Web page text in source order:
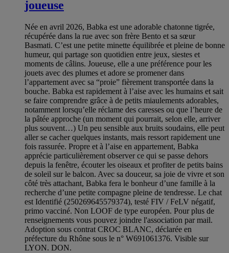
joueuse
Née en avril 2026, Babka est une adorable chatonne tigrée,
récupérée dans la rue avec son frère Bento et sa sœur
Basmati. C’est une petite minette équilibrée et pleine de bonne
humeur, qui partage son quotidien entre jeux, siestes et
moments de câlins. Joueuse, elle a une préférence pour les
jouets avec des plumes et adore se promener dans
l’appartement avec sa “proie” fièrement transportée dans la
bouche. Babka est rapidement à l’aise avec les humains et sait
se faire comprendre grâce à de petits miaulements adorables,
notamment lorsqu’elle réclame des caresses ou que l’heure de
la pâtée approche (un moment qui pourrait, selon elle, arriver
plus souvent…) Un peu sensible aux bruits soudains, elle peut
aller se cacher quelques instants, mais ressort rapidement une
fois rassurée. Propre et à l’aise en appartement, Babka
apprécie particulièrement observer ce qui se passe dehors
depuis la fenêtre, écouter les oiseaux et profiter de petits bains
de soleil sur le balcon. Avec sa douceur, sa joie de vivre et son
côté très attachant, Babka fera le bonheur d’une famille à la
recherche d’une petite compagne pleine de tendresse. Le chat
est Identifié (250269645579374), testé FIV / FeLV négatif,
primo vacciné. Non LOOF de type européen. Pour plus de
renseignements vous pouvez joindre l'association par mail.
Adoption sous contrat CROC BLANC, déclarée en
préfecture du Rhône sous le n° W691061376. Visible sur
LYON. DON.